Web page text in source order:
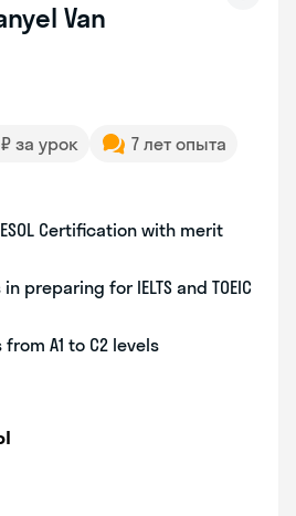
Van
за урок
7 лет опыта
Certification with merit
preparing for IELTS and TOEIC
A1 to C2 levels